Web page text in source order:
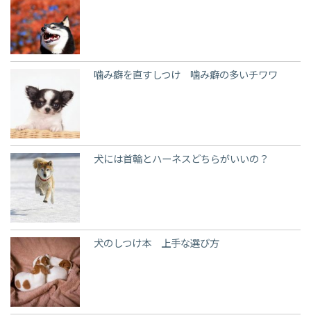
噛み癖を直すしつけ 噛み癖の多いチワワ
犬には首輪とハーネスどちらがいいの？
犬のしつけ本 上手な選び方